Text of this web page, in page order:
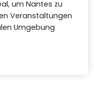
um Nantes zu
Veranstaltungen
Umgebung